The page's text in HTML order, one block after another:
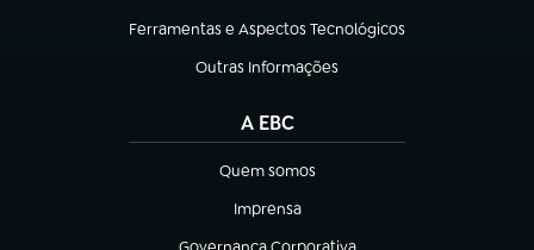
Ferramentas e Aspectos Tecnológicos
(abre em nova aba)
Outras Informações
(abre em nova aba)
A EBC
Quem somos
(abre em nova aba)
Imprensa
(abre em nova aba)